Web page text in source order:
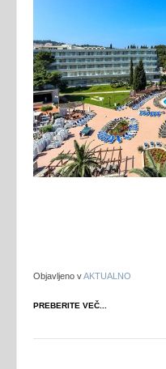
Objavljeno vAKTUALNO
PREBERITE VEČ...